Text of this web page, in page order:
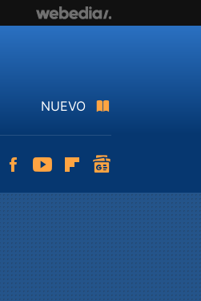
NUEVO
InstagramFacebookYoutubeFlipboard